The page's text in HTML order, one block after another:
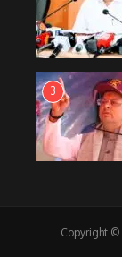
3
Copyright ©